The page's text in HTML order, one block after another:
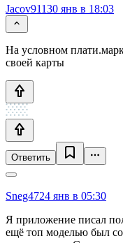
Jacov91130 янв в 18:03
На условном
своей карты
Ответить
Sneg4724 янв в 05:30
Я приложение писал
ещë топ моделью был